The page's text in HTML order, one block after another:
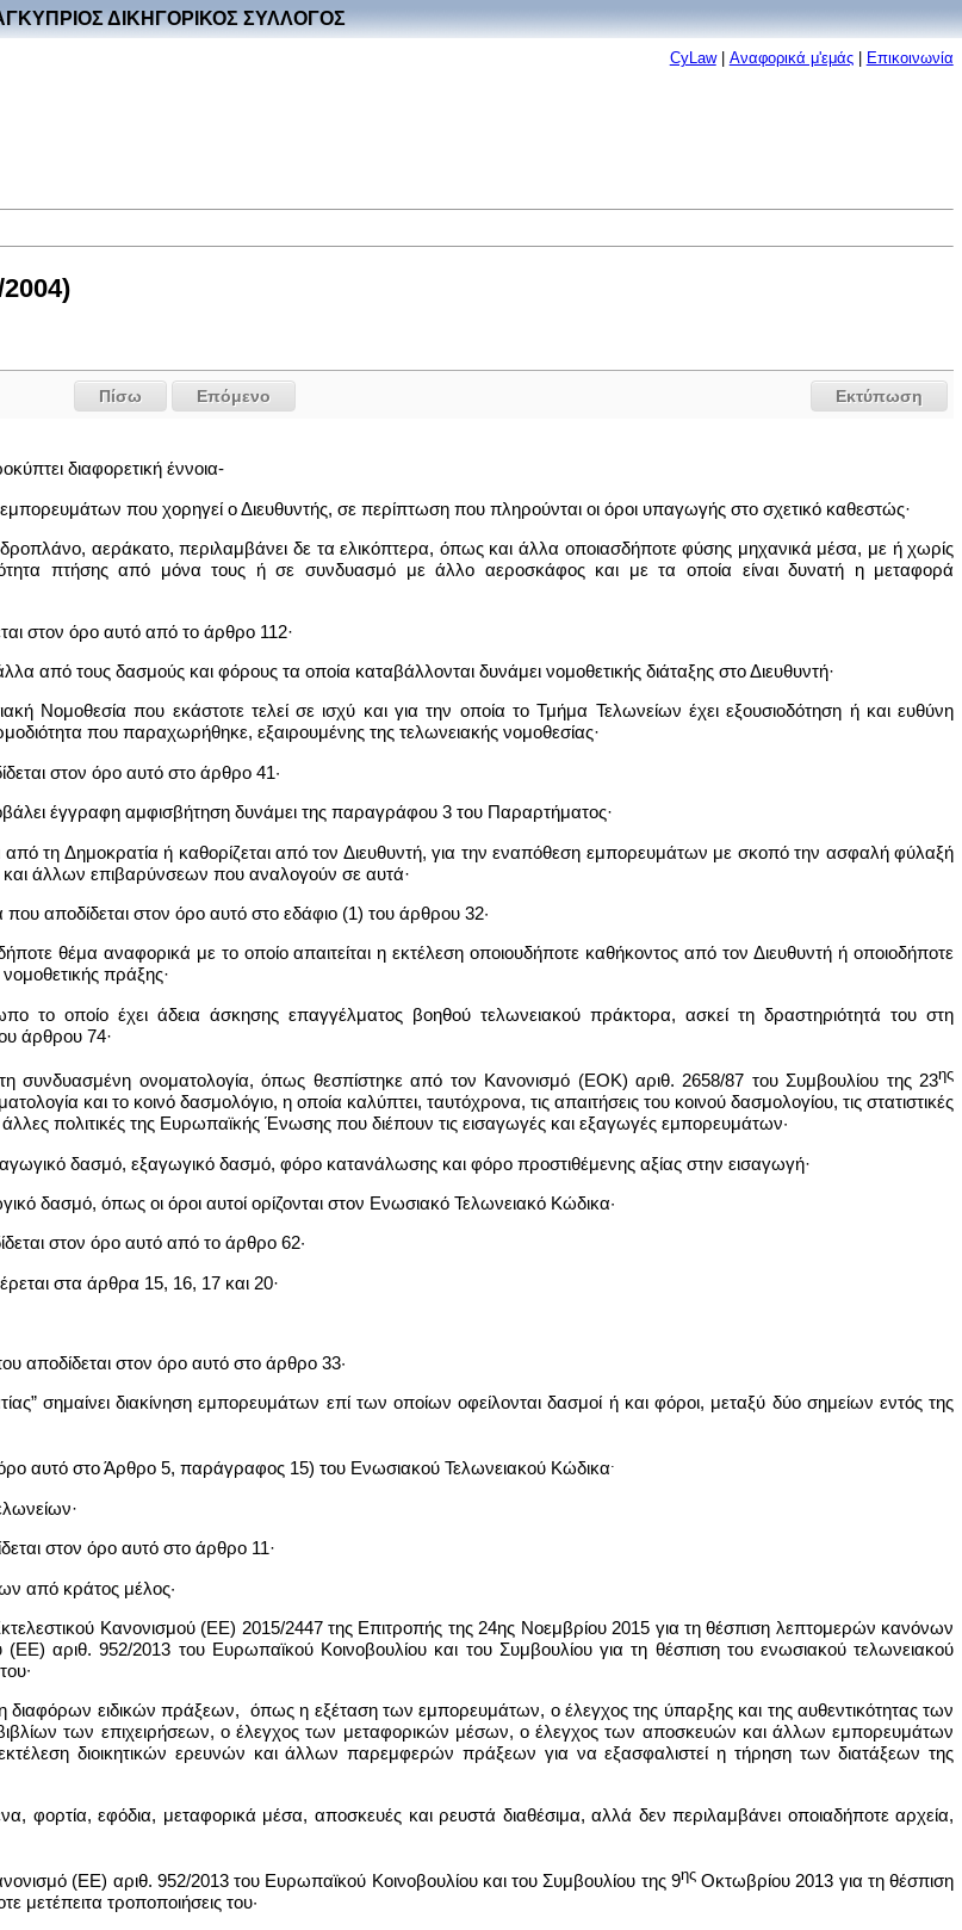
ΔΙΚΗΓΟΡΙΚΟΣ ΣΥΛΛΟΓΟΣ
CyLaw| Αναφορικά μ'εμάς| Επικοινωνία
Εκτύπωση
Πίσω
Επόμενο
διαφορετική έννοια-
που χορηγεί ο Διευθυντής, σε περίπτωση που πληρούνται οι όροι υπαγωγής στο σχετικό καθεστώς·
αεράκατο, περιλαμβάνει δε τα ελικόπτερα, όπως και άλλα οποιασδήποτε φύσης μηχανικά μέσα, με ή χωρίς
πτήσης από μόνα τους ή σε συνδυασμό με άλλο αεροσκάφος και με τα οποία είναι δυνατή η μεταφορά
στον όρο αυτό από το άρθρο 112·
από τους δασμούς και φόρους τα οποία καταβάλλονται δυνάμει νομοθετικής διάταξης στο Διευθυντή·
Νομοθεσία που εκάστοτε τελεί σε ισχύ και για την οποία το Τμήμα Τελωνείων έχει εξουσιοδότηση ή και ευθύνη
που παραχωρήθηκε, εξαιρουμένης της τελωνειακής νομοθεσίας·
στον όρο αυτό στο άρθρο 41·
έγγραφη αμφισβήτηση δυνάμει της παραγράφου 3 του Παραρτήματος·
τη Δημοκρατία ή καθορίζεται από τον Διευθυντή, για την εναπόθεση εμπορευμάτων με σκοπό την ασφαλή φύλαξή
άλλων επιβαρύνσεων που αναλογούν σε αυτά·
αποδίδεται στον όρο αυτό στο εδάφιο (1) του άρθρου 32·
θέμα αναφορικά με το οποίο απαιτείται η εκτέλεση οποιουδήποτε καθήκοντος από τον Διευθυντή ή οποιοδήποτε
πράξης·
το οποίο έχει άδεια άσκησης επαγγέλματος βοηθού τελωνειακού πράκτορα, ασκεί τη δραστηριότητά του στη
άρθρου 74·
συνδυασμένη ονοματολογία, όπως θεσπίστηκε από τον Κανονισμό (ΕΟΚ) αριθ. 2658/87 του Συμβουλίου της 23ης
και το κοινό δασμολόγιο, η οποία καλύπτει, ταυτόχρονα, τις απαιτήσεις του κοινού δασμολογίου, τις στατιστικές
πολιτικές της Ευρωπαϊκής Ένωσης που διέπουν τις εισαγωγές και εξαγωγές εμπορευμάτων·
δασμό, εξαγωγικό δασμό, φόρο κατανάλωσης και φόρο προστιθέμενης αξίας στην εισαγωγή·
δασμό, όπως οι όροι αυτοί ορίζονται στον Ενωσιακό Τελωνειακό Κώδικα·
στον όρο αυτό από το άρθρο 62·
στα άρθρα 15, 16, 17 και 20·
αποδίδεται στον όρο αυτό στο άρθρο 33·
σημαίνει διακίνηση εμπορευμάτων επί των οποίων οφείλονται δασμοί ή και φόροι, μεταξύ δύο σημείων εντός της
όρο αυτό στο Άρθρο 5, παράγραφος 15) του Ενωσιακού Τελωνειακού Κώδικα.
στον όρο αυτό στο άρθρο 11·
από κράτος μέλος·
Εκτελεστικού Κανονισμού (ΕΕ) 2015/2447 της Επιτροπής της 24ης Νοεμβρίου 2015 για τη θέσπιση λεπτομερών κανόνων
αριθ. 952/2013 του Ευρωπαϊκού Κοινοβουλίου και του Συμβουλίου για τη θέσπιση του ενωσιακού τελωνειακού
διαφόρων ειδικών πράξεων, όπως η εξέταση των εμπορευμάτων, ο έλεγχος της ύπαρξης και της αυθεντικότητας των
των επιχειρήσεων, ο έλεγχος των μεταφορικών μέσων, ο έλεγχος των αποσκευών και άλλων εμπορευμάτων
διοικητικών ερευνών και άλλων παρεμφερών πράξεων για να εξασφαλιστεί η τήρηση των διατάξεων της
φορτία, εφόδια, μεταφορικά μέσα, αποσκευές και ρευστά διαθέσιμα, αλλά δεν περιλαμβάνει οποιαδήποτε αρχεία,
(ΕΕ) αριθ. 952/2013 του Ευρωπαϊκού Κοινοβουλίου και του Συμβουλίου της 9ηςΟκτωβρίου 2013 για τη θέσπιση
μετέπειτα τροποποιήσεις του·